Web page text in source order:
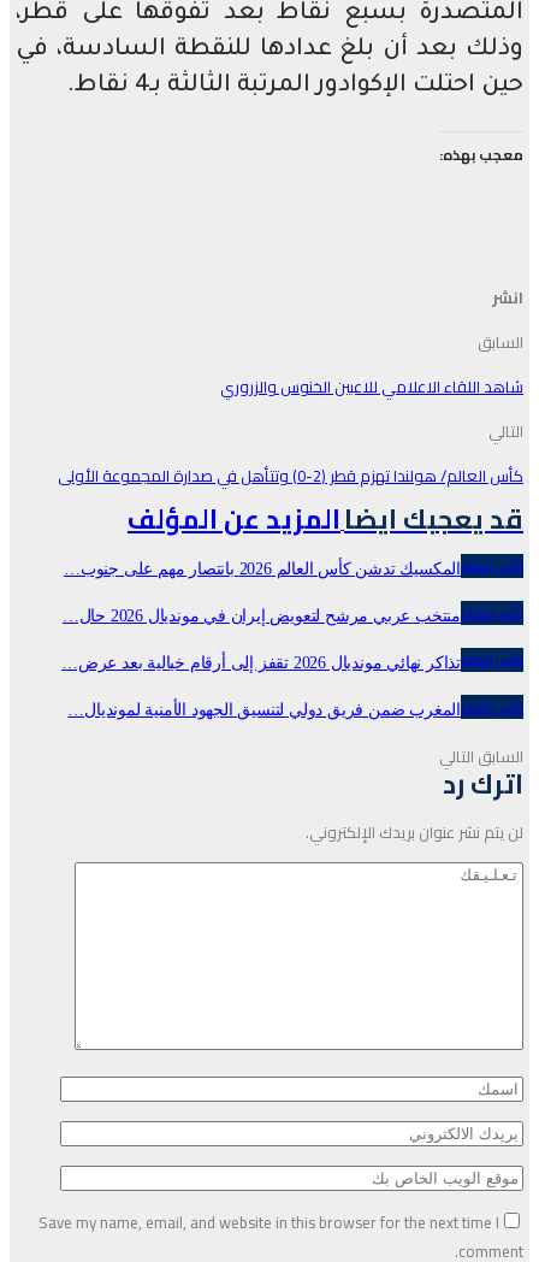
المتصدرة بسبع نقاط بعد تفوقها على قطر،
وذلك بعد أن بلغ عدادها للنقطة السادسة، في
حين احتلت الإكوادور المرتبة الثالثة بـ4 نقاط.
معجب بهذه:
انشر
السابق
شاهد اللقاء الاعلامي للاعبين الخنوس والزروري
التالي
كأس العالم/ هولندا تهزم قطر (2-0) وتتأهل في صدارة المجموعة الأولى
قد يعجبك ايضاالمزيد عن المؤلف
كأس العالم المكسيك تدشن كأس العالم 2026 بانتصار مهم على جنوب…
كأس العالممنتخب عربي مرشح لتعويض إيران في مونديال 2026 حال…
كأس العالمتذاكر نهائي مونديال 2026 تقفز إلى أرقام خيالية بعد عرض…
كأس العالم المغرب ضمن فريق دولي لتنسيق الجهود الأمنية لمونديال…
السابق التالي
اترك رد
لن يتم نشر عنوان بريدك الإلكتروني.
Save my name, email, and website in this browser for the next time I
comment.